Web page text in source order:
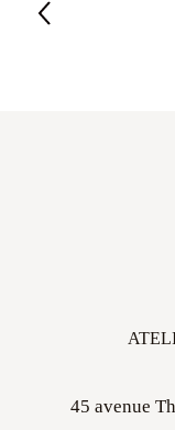
45 avenue